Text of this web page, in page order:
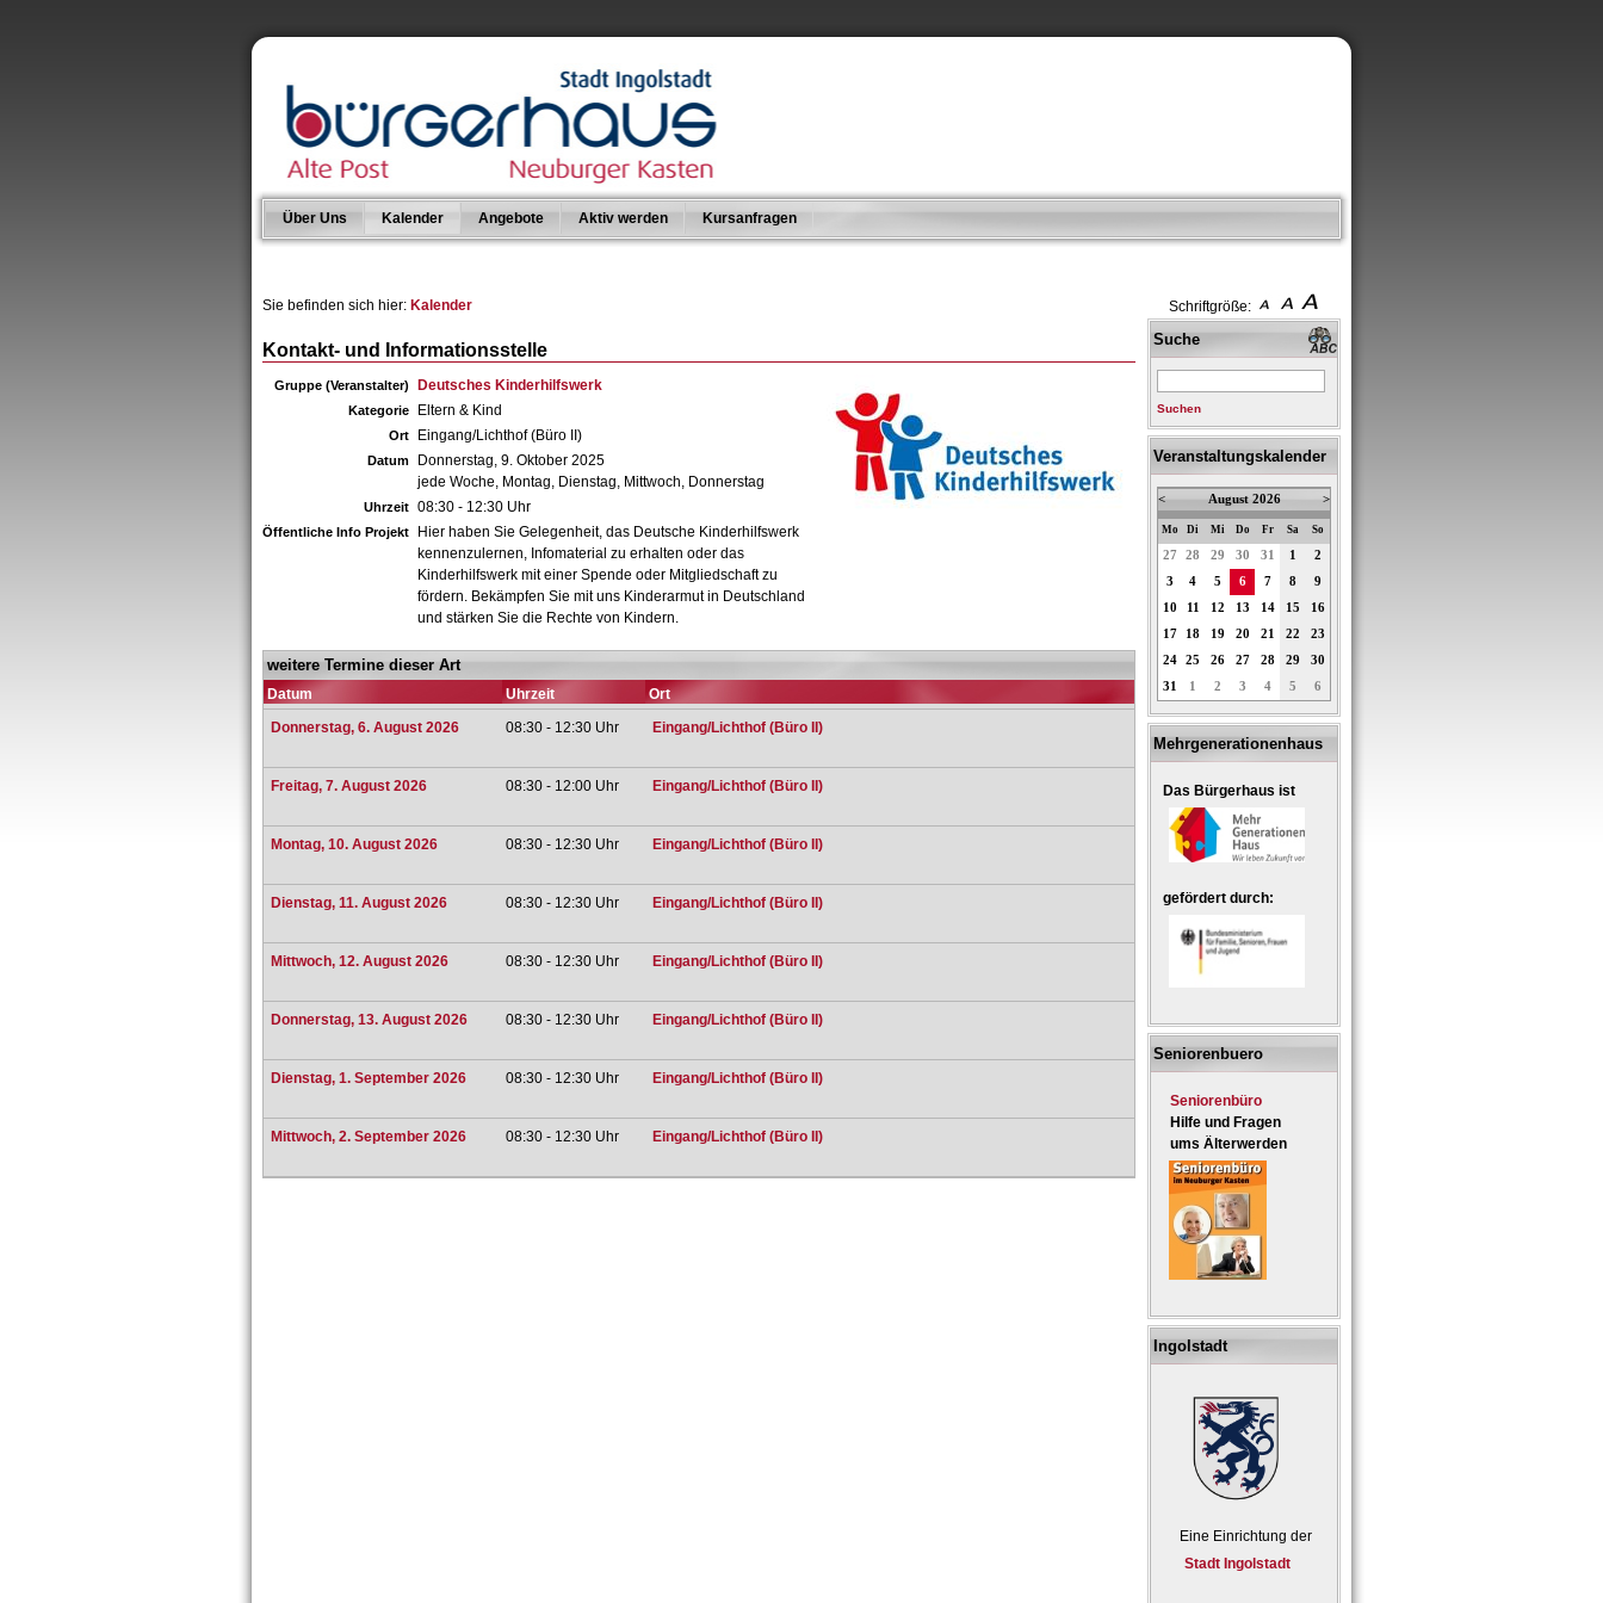
Schriftgröße:
Über Uns Kalender Angebote Aktiv werden Kursanfragen
Sie befinden sich hier: Kalender
Kontakt- und Informationsstelle
Gruppe (Veranstalter) Deutsches Kinderhilfswerk
Kategorie Eltern & Kind
Ort Eingang/Lichthof (Büro II)
Datum
Donnerstag, 9. Oktober 2025
jede Woche, Montag, Dienstag, Mittwoch, Donnerstag
Uhrzeit 08:30 - 12:30 Uhr
Öffentliche Info Projekt
Hier haben Sie Gelegenheit, das Deutsche Kinderhilfswerk
kennenzulernen, Infomaterial zu erhalten oder das
Kinderhilfswerk mit einer Spende oder Mitgliedschaft zu
fördern. Bekämpfen Sie mit uns Kinderarmut in Deutschland
und stärken Sie die Rechte von Kindern.
weitere Termine dieser Art
Datum Uhrzeit
Ort
Donnerstag, 6. August 2026
08:30 - 12:30 Uhr Eingang/Lichthof (Büro II)
Freitag, 7. August 2026 08:30 - 12:00 Uhr Eingang/Lichthof (Büro II)
Montag, 10. August 2026 08:30 - 12:30 Uhr Eingang/Lichthof (Büro II)
Dienstag, 11. August 2026 08:30 - 12:30 Uhr Eingang/Lichthof (Büro II)
Mittwoch, 12. August 2026 08:30 - 12:30 Uhr Eingang/Lichthof (Büro II)
Donnerstag, 13. August 2026 08:30 - 12:30 Uhr Eingang/Lichthof (Büro II)
Dienstag, 1. September 2026 08:30 - 12:30 Uhr Eingang/Lichthof (Büro II)
Mittwoch, 2. September 2026 08:30 - 12:30 Uhr Eingang/Lichthof (Büro II)
Suche
Suchen
Veranstaltungskalender
< August 2026 >
Mo Di Mi Do Fr Sa So
27 28 29 30 31 1
2
3
4 5 6 7 8
9
10
11 12 13 14 15
16
17
18 19 20 21 22
23
24
25 26 27 28 29
30
31
1 2 3 4 5 6
Mehrgenerationenhaus
Das Bürgerhaus ist
gefördert durch:
Seniorenbuero
Seniorenbüro
Hilfe und Fragen
ums Älterwerden
Ingolstadt
Eine Einrichtung der
Stadt Ingolstadt